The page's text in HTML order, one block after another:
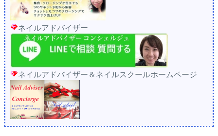
ネイルアドバイザー
ネイルアドバイザー＆ネイルスクールホームページ